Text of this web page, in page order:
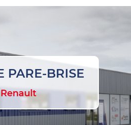
PARE-BRISE
Renault